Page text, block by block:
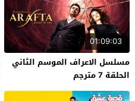
01:09:03
مسلسل الاعراف الموسم الثاني
الحلقة 7 مترجم